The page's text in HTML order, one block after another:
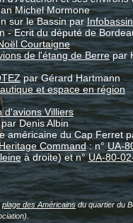
Michel Mormone
sur le Bassin par
- Ecrit du député de
Courtaigne
de l'étang de Berrepar
par Gérard Hartmann
et espace en région
d'avions Villiers
Denis Albin
américaine du Cap Ferret
Command: n°UA-
à droite) et n°UA-80-
plage des Américainsdu quartier du